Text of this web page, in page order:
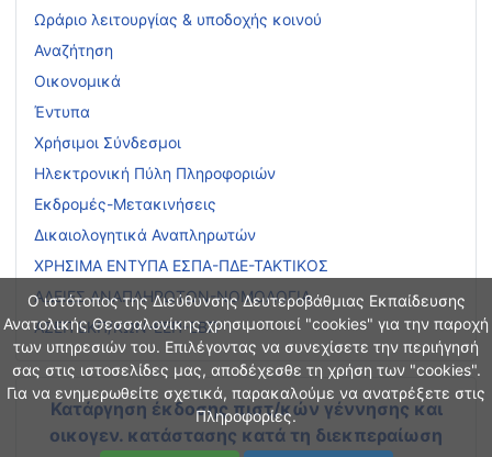
Ο ιστότοπος της Διεύθυνσης Δευτεροβάθμιας Εκπαίδευσης
Ανατολικής Θεσσαλονίκης χρησιμοποιεί "cookies" για την παροχή
των υπηρεσιών του. Επιλέγοντας να συνεχίσετε την περιήγησή
σας στις ιστοσελίδες μας, αποδέχεσθε τη χρήση των "cookies".
Για να ενημερωθείτε σχετικά, παρακαλούμε να ανατρέξετε στις
Πληροφορίες.
Ωράριο λειτουργίας & υποδοχής κοινού
Αναζήτηση
Οικονομικά
Έντυπα
Χρήσιμοι Σύνδεσμοι
Ηλεκτρονική Πύλη Πληροφοριών
Εκδρομές-Μετακινήσεις
Δικαιολογητικά Αναπληρωτών
ΧΡΗΣΙΜΑ ΕΝΤΥΠΑ ΕΣΠΑ-ΠΔΕ-ΤΑΚΤΙΚΟΣ
ΑΔΕΙΕΣ ΑΝΑΠΛΗΡΩΤΩΝ-ΝΟΜΟΛΟΓΙΑ
ΑΣΕΠ ΕΚΠ/ΚΩΝ-ΕΕΠ-ΕΒΠ
Κατάργηση έκδοσης πιστ/κών γέννησης και
οικογεν. κατάστασης κατά τη διεκπεραίωση